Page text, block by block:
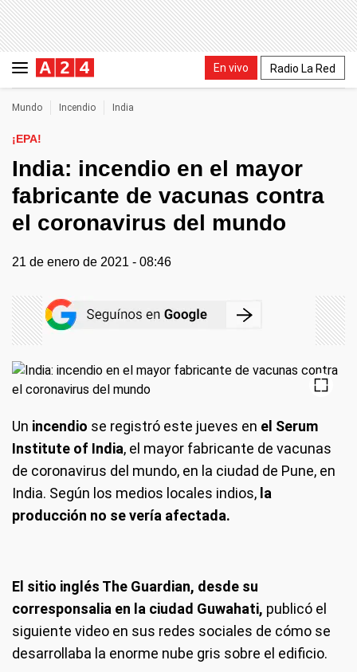
En vivo Radio La Red
Mundo Incendio India
¡EPA!
India: incendio en el mayor
fabricante de vacunas contra
el coronavirus del mundo
21 de enero de 2021 - 08:46
Un incendio se registró este jueves en el Serum
Institute of India, el mayor fabricante de vacunas
de coronavirus del mundo, en la ciudad de Pune, en
India. Según los medios locales indios, la
producción no se vería afectada.
El sitio inglés The Guardian, desde su
corresponsalia en la ciudad Guwahati, publicó el
siguiente video en sus redes sociales de cómo se
desarrollaba la enorme nube gris sobre el edificio.